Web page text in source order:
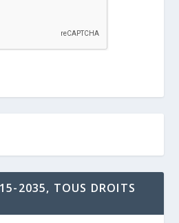
2035, TOUS DROITS